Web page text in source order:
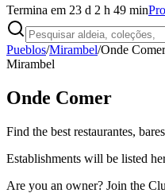
Termina em 23 d 2 h 49 min
Pueblos/Mirambel/Onde Comer
Mirambel
Onde Comer
Find the best restaurantes,
Establishments will be listed
Are you an owner? Join the